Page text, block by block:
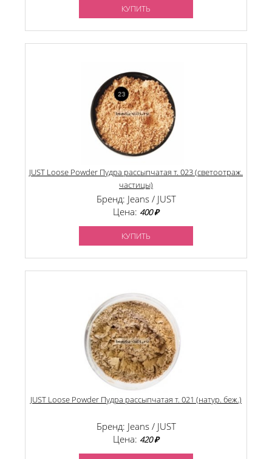
КУПИТЬ
JUST Loose Powder Пудра рассыпчатая т. 023 (светоотраж.
частицы)
Бренд: Jeans / JUST
Цена: 400 ₽
КУПИТЬ
JUST Loose Powder Пудра рассыпчатая т. 021 (натур. беж.)
Бренд: Jeans / JUST
Цена: 420 ₽